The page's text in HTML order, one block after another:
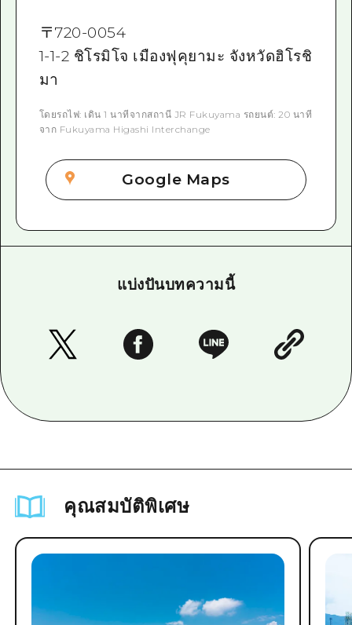
〒720-0054
1-1-2 ชิโรมิโจ เมืองฟุคุยามะ จังหวัดฮิโรชิ
มา
โดยรถไฟ: เดิน 1 นาทีจากสถานี JR Fukuyama รถยนต์: 20 นาที
จาก Fukuyama Higashi Interchange
Google Maps
แบ่งปันบทความนี้
คุณสมบัติพิเศษ